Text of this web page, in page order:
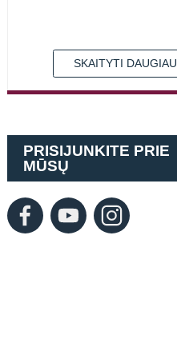
SKAITYTI DAUGIAU
PRISIJUNKITE PRIE
MŪSŲ